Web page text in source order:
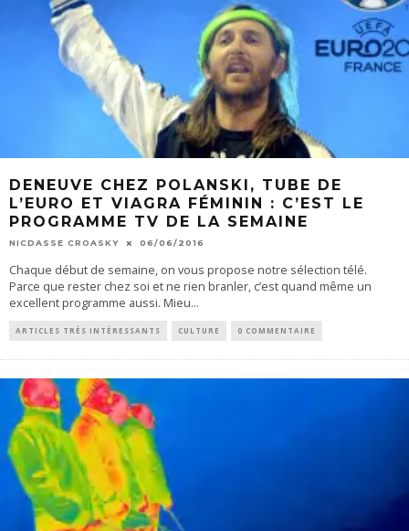
DENEUVE CHEZ POLANSKI, TUBE DE
L’EURO ET VIAGRA FÉMININ : C’EST LE
PROGRAMME TV DE LA SEMAINE
NICDASSE CROASKY 06/06/2016
Chaque début de semaine, on vous propose notre sélection télé.
Parce que rester chez soi et ne rien branler, c’est quand même un
excellent programme aussi. Mieu...
ARTICLES TRÈS INTÉRESSANTS CULTURE 0 COMMENTAIRE